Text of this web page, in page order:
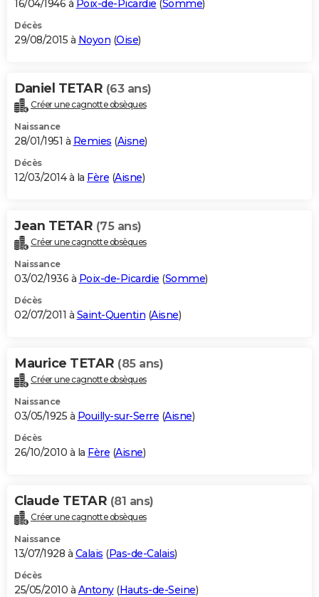
16/04/1946 à Poix-de-Picardie (Somme)
Décès
29/08/2015 à Noyon (Oise)
Daniel TETAR (63 ans)
Créer une cagnotte obsèques
Naissance
28/01/1951 à Remies (Aisne)
Décès
12/03/2014 à la Fère (Aisne)
Jean TETAR (75 ans)
Créer une cagnotte obsèques
Naissance
03/02/1936 à Poix-de-Picardie (Somme)
Décès
02/07/2011 à Saint-Quentin (Aisne)
Maurice TETAR (85 ans)
Créer une cagnotte obsèques
Naissance
03/05/1925 à Pouilly-sur-Serre (Aisne)
Décès
26/10/2010 à la Fère (Aisne)
Claude TETAR (81 ans)
Créer une cagnotte obsèques
Naissance
13/07/1928 à Calais (Pas-de-Calais)
Décès
25/05/2010 à Antony(Hauts-de-Seine)